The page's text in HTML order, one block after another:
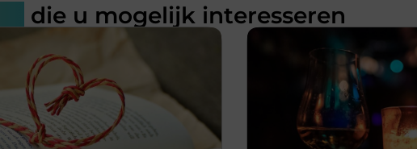
die u mogelijk interesseren